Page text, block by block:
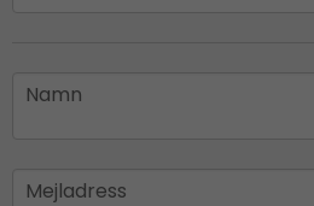
name
Namn
email
Mejladress